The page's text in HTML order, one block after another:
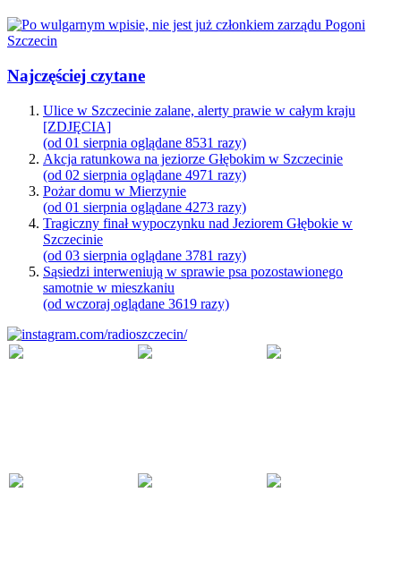
Najczęściej czytane
Ulice w Szczecinie zalane, alerty prawie w całym kraju
[ZDJĘCIA]
(od 01 sierpnia oglądane 8531 razy)
Akcja ratunkowa na jeziorze Głębokim w Szczecinie
(od 02 sierpnia oglądane 4971 razy)
Pożar domu w Mierzynie
(od 01 sierpnia oglądane 4273 razy)
Tragiczny finał wypoczynku nad Jeziorem Głębokie w
Szczecinie
(od 03 sierpnia oglądane 3781 razy)
Sąsiedzi interweniują w sprawie psa pozostawionego
samotnie w mieszkaniu
(od wczoraj oglądane 3619 razy)